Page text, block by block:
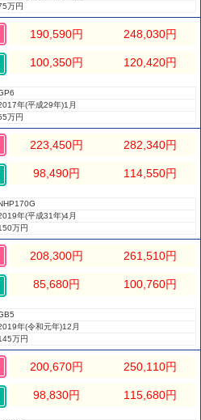
万円
190,590円 248,030円
100,350円 120,420円
年(平成29年)1月
万円
223,450円 282,340円
98,490円 114,550円
年(平成31年)4月
万円
208,300円 261,510円
85,680円 100,760円
年(令和元年)12月
万円
200,670円 250,110円
98,830円 115,680円